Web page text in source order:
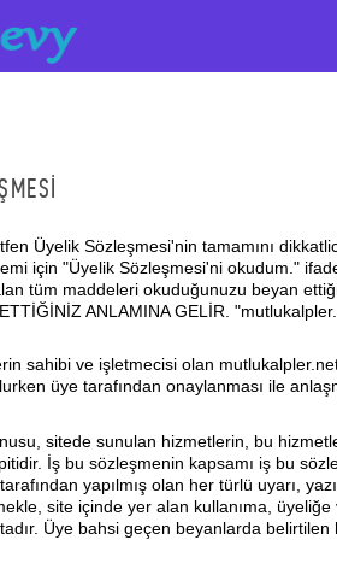
Üyelik Sözleşmesi'nin tamamını
için "Üyelik Sözleşmesi'ni okudum."
tüm maddeleri okuduğunuzu beyan
ANLAMINA GELİR.
sahibi ve işletmecisi olan
üye tarafından onaylanması ile
sitede sunulan hizmetlerin, bu
İş bu sözleşmenin kapsamı iş bu
yapılmış olan her türlü uyarı,
site içinde yer alan kullanıma,
Üye bahsi geçen beyanlarda